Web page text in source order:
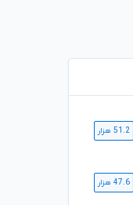
51.2 هزار
47.6 هزار